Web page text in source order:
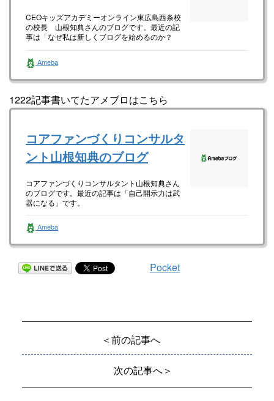
CEOキッズアカデミーオンライン東広島西条校
の校長 山根知典さんのブログです。最近の記
事は「なぜ私は新しくブログを始めるのか？
Ameba
1222記事書いてたアメブロはこちら
コアファンづくりコンサルタ
ント山根知典のブログ
コアファンづくりコンサルタント山根知典さん
のブログです。最近の記事は「自己開示力は武
器になる」です。
Ameba
Pocket
＜前の記事へ
次の記事へ＞